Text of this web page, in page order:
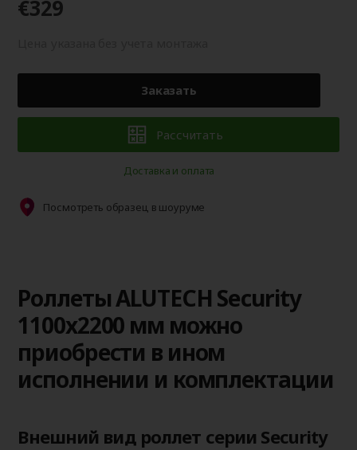
€329
Заказать
Рассчитать
Доставка и оплата
Посмотреть образец в шоуруме
Роллеты ALUTECH Security
1100x2200 мм можно
приобрести в ином
исполнении и комплектации
Внешний вид роллет серии Security